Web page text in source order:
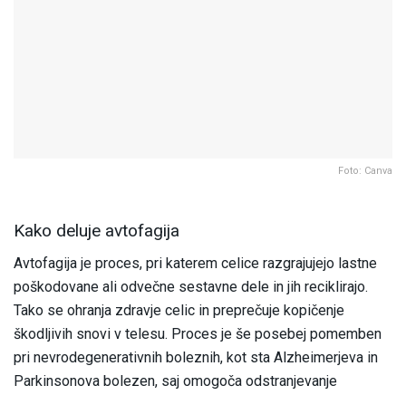
Foto: Canva
Kako deluje avtofagija
Avtofagija je proces, pri katerem celice razgrajujejo lastne
poškodovane ali odvečne sestavne dele in jih reciklirajo.
Tako se ohranja zdravje celic in preprečuje kopičenje
škodljivih snovi v telesu. Proces je še posebej pomemben
pri nevrodegenerativnih boleznih, kot sta Alzheimerjeva in
Parkinsonova bolezen, saj omogoča odstranjevanje